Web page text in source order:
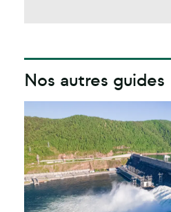
Nos autres guides